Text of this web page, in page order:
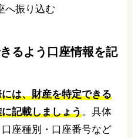
へ振り込む
るよう口座情報を記
は、財産を特定できる
記載しましょう。具体
座種別・口座番号など